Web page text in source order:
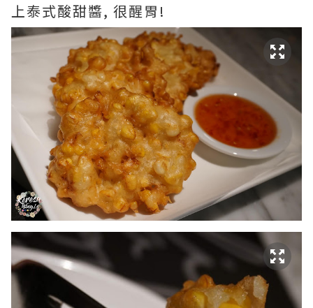
上泰式酸甜醬, 很醒胃!